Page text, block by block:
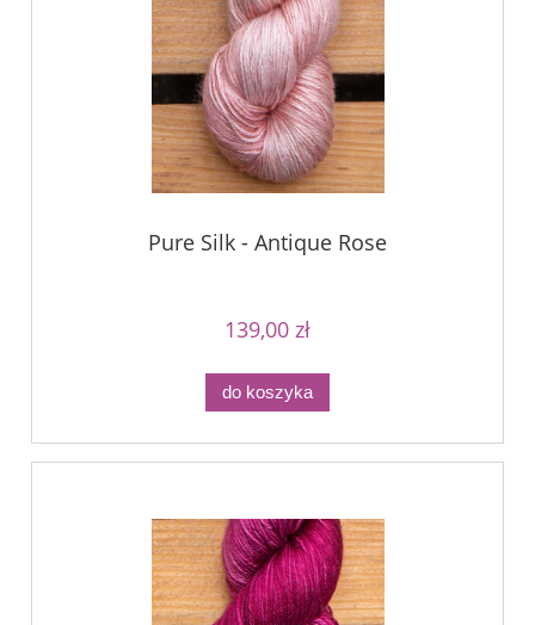
Pure Silk - Antique Rose
139,00 zł
do koszyka